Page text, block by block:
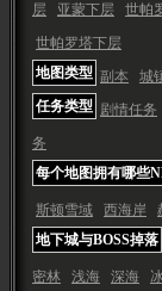
层
亚蒙下层 世帕
世帕罗塔下层
地图类型 副本
城
任务类型 剧情任务
务
每个地图拥有哪些
斯顿雪域
西海岸
地下城与BOSS掉落
密林
浅海 深海